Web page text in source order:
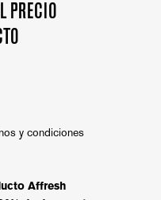
PRECIO
y condiciones
Affresh